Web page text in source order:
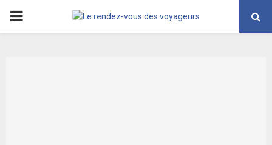
PRIMARY